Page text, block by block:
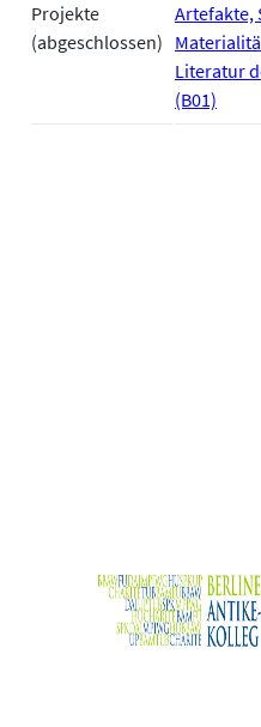
Projekte
(abgeschlossen)
Artefakte,
Literatur
(B01)